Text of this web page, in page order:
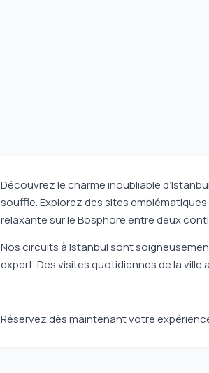
Découvrez le charme inoubliable
souffle. Explorez des sites
relaxante sur le Bosphore entre deux
Nos circuits à Istanbul sont
expert. Des visites quotidiennes de la
Réservez dès maintenant votre